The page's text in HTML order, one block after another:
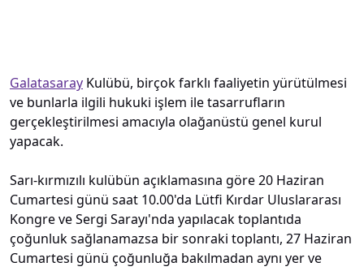
Galatasaray Kulübü, birçok farklı faaliyetin yürütülmesi
ve bunlarla ilgili hukuki işlem ile tasarrufların
gerçekleştirilmesi amacıyla olağanüstü genel kurul
yapacak.
Sarı-kırmızılı kulübün açıklamasına göre 20 Haziran
Cumartesi günü saat 10.00'da Lütfi Kırdar Uluslararası
Kongre ve Sergi Sarayı'nda yapılacak toplantıda
çoğunluk sağlanamazsa bir sonraki toplantı, 27 Haziran
Cumartesi günü çoğunluğa bakılmadan aynı yer ve